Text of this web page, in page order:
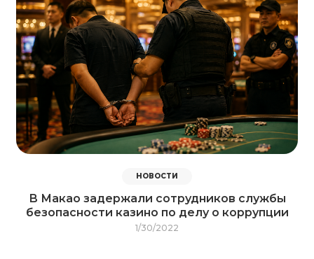
НОВОСТИ
В Макао задержали сотрудников службы
безопасности казино по делу о коррупции
1/30/2022